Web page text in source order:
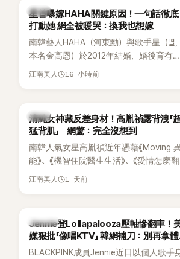
的單方面騷擾。如今，韓媒《Dispatch》再
曝光雙方77通電話的錄音內容，而A也首
度承認自己過去曾是SHINee、NCT等偶像
團體的「站姐」，事件持續延燒。
韓星
星首曝嫁HAHA關鍵原因！一句話徹底
打動她 網全被暖哭：換我也想嫁
南韓藝人HAHA（河東勳）與歌手星（별，
本名金高恩）於2012年結婚，婚後育有兩
子一女，一家五口生活幸福美滿，也是韓
步入婚姻的最大理由。
江南美人 16 小時前
韓星
清純女神藏反差身材！高胤禎露背洩「
猛背肌」 網驚：完全沒想到
南韓人氣女星高胤禎近年憑藉《Moving
能》、《機智住院醫生生活》、《愛情怎麼翻
譯？》、《努力克服自卑的我們》等多部熱門
近況照意外掀起熱議，不是因為仙氣十足
的美貌，而是藏在纖細身材下的超狂背肌
與肩膀線條，反差感十足，讓不少網友看
江南美人 1 天前
K-POP
Jennie登Lollapalooza壓軸慘翻車！
媒狠批「像唱KTV」 韓網補刀：別再拿體
力當藉口
BLACKPINK成員Jennie近日以個人歌手